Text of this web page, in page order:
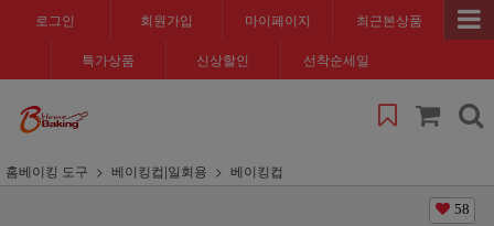
로그인 회원가입 마이페이지 최근본상품
특가상품 신상할인 선착순세일
홈베이킹 도구 베이킹컵|일회용 베이킹컵
58